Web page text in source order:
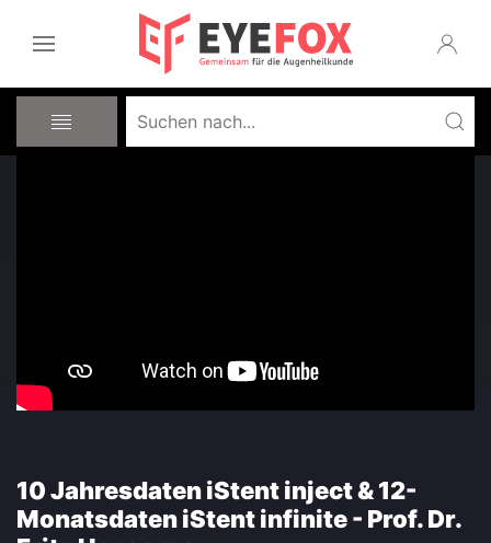
10 Jahresdaten iStent inject & 12-
Monatsdaten iStent infinite - Prof. Dr.